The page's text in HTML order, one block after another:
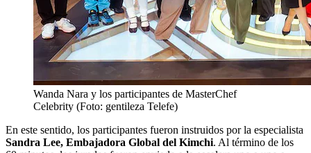
Wanda Nara y los participantes de MasterChef
Celebrity (Foto: gentileza Telefe)
En este sentido, los participantes fueron instruidos por la especialista
Sandra Lee, Embajadora Global del Kimchi. Al término de los